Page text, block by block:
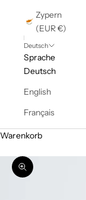
Zypern
(EUR €)
Deutsch
Sprache
Deutsch
English
Français
Warenkorb
Bild vergrößern